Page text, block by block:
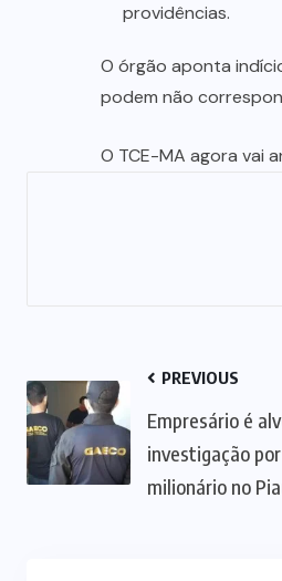
providências.
O órgão aponta
podem não
O TCE-MA agora vai
PREVIOUS
Empresário é
investigação
milionário no